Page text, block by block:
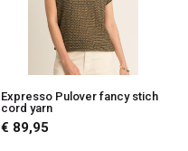
Expresso Pulover fancy stich
cord yarn
€ 89,95